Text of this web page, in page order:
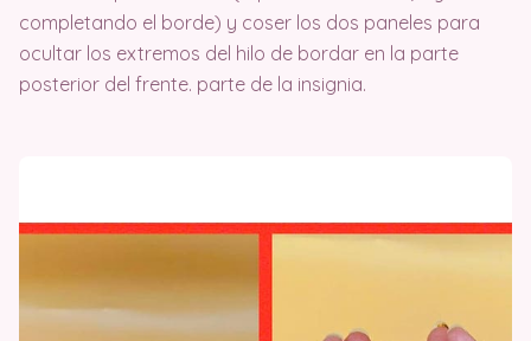
completando el borde) y coser los dos paneles para
ocultar los extremos del hilo de bordar en la parte
posterior del frente. parte de la insignia.